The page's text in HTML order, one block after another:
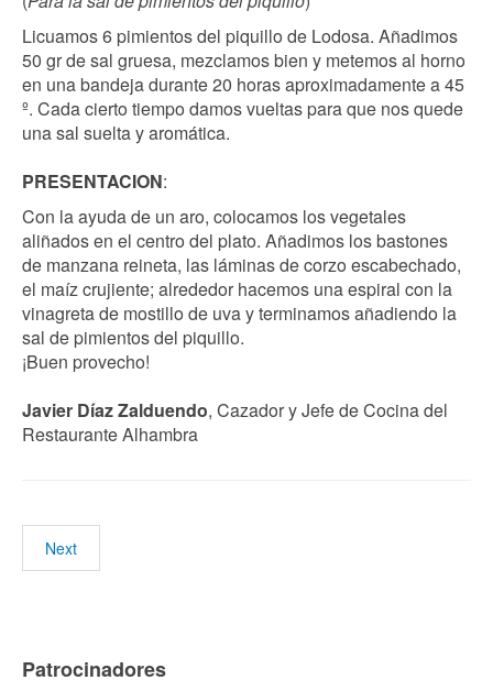
Licuamos 6 pimientos del piquillo de Lodosa. Añadimos
50 gr de sal gruesa, mezclamos bien y metemos al horno
en una bandeja durante 20 horas aproximadamente a 45
º. Cada cierto tiempo damos vueltas para que nos quede
una sal suelta y aromática.
PRESENTACION:
Con la ayuda de un aro, colocamos los vegetales
aliñados en el centro del plato. Añadimos los bastones
de manzana reineta, las láminas de corzo escabechado,
el maíz crujiente; alrededor hacemos una espiral con la
vinagreta de mostillo de uva y terminamos añadiendo la
sal de pimientos del piquillo.
¡Buen provecho!
Javier Díaz Zalduendo, Cazador y Jefe de Cocina del
Restaurante Alhambra
Next
Patrocinadores